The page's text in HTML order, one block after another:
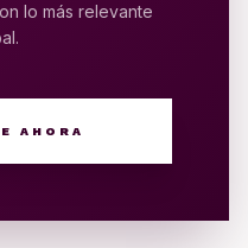
lo más relevante
AHORA